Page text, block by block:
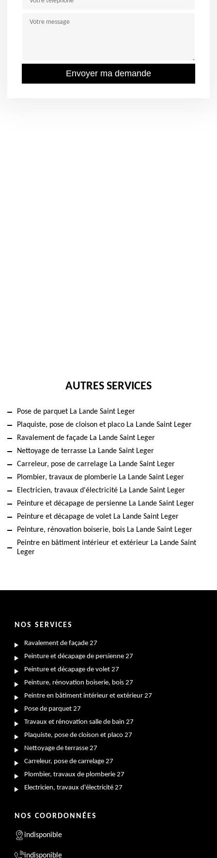
AUTRES SERVICES
Pose de parquet La Lande Saint Leger
Plaquiste, pose de cloison et placo La Lande Saint Leger
Ravalement de façade La Lande Saint Leger
Nettoyage de terrasse La Lande Saint Leger
Carreleur, pose de carrelage La Lande Saint Leger
Plombier, travaux de plomberie La Lande Saint Leger
Electricien, travaux d'électricité La Lande Saint Leger
Peinture et décapage de persienne La Lande Saint Leger
Peinture et décapage de volet La Lande Saint Leger
Peinture, rénovation boiserie, bois La Lande Saint Leger
Peintre en bâtiment intérieur et extérieur La Lande Saint
Leger
NOS SERVICES
Ravalement de façade 27
Peinture et décapage de persienne 27
Peinture et décapage de volet 27
Peinture, rénovation boiserie, bois 27
Peintre en bâtiment intérieur et extérieur 27
Pose de parquet 27
Travaux et rénovation salle de bain 27
Plaquiste, pose de cloison et placo 27
Nettoyage de terrasse 27
Carreleur, pose de carrelage 27
Plombier, travaux de plomberie 27
Electricien, travaux d'électricité 27
NOS COORDONNÉES
indisponible
indisponible